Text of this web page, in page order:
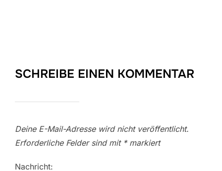
SCHREIBE EINEN KOMMENTAR
Deine E-Mail-Adresse wird nicht veröffentlicht.
Erforderliche Felder sind mit *markiert
Nachricht: